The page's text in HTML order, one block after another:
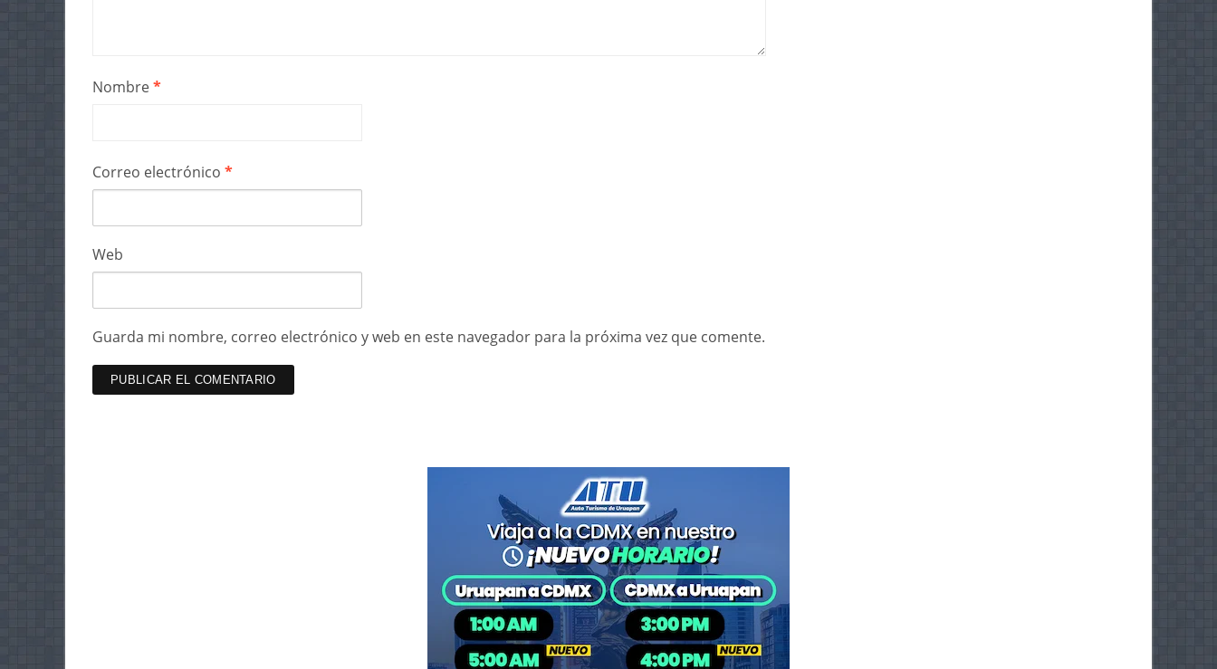
Nombre*
Correo electrónico *
Web
Guarda mi nombre, correo electrónico y web en este navegador para la próxima vez que comente.